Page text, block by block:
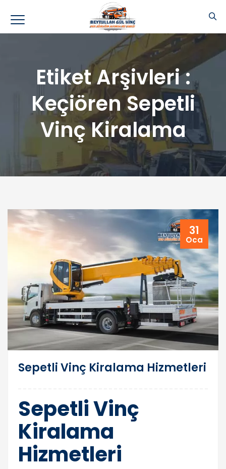
Etiket Arşivleri :
Keçiören Sepetli
Vinç Kiralama
31
Oca
Sepetli Vinç Kiralama Hizmetleri
Sepetli Vinç
Kiralama
Hizmetleri